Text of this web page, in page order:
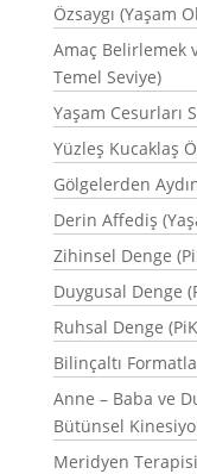
Özsaygı (Yaşam
Amaç Belirlemek
Temel Seviye)
Yaşam Cesurları
Yüzleş Kucaklaş
Gölgelerden
Derin Affediş
Zihinsel Denge
Duygusal Denge
Ruhsal Denge
Bilinçaltı
Anne – Baba ve
Bütünsel
Meridyen